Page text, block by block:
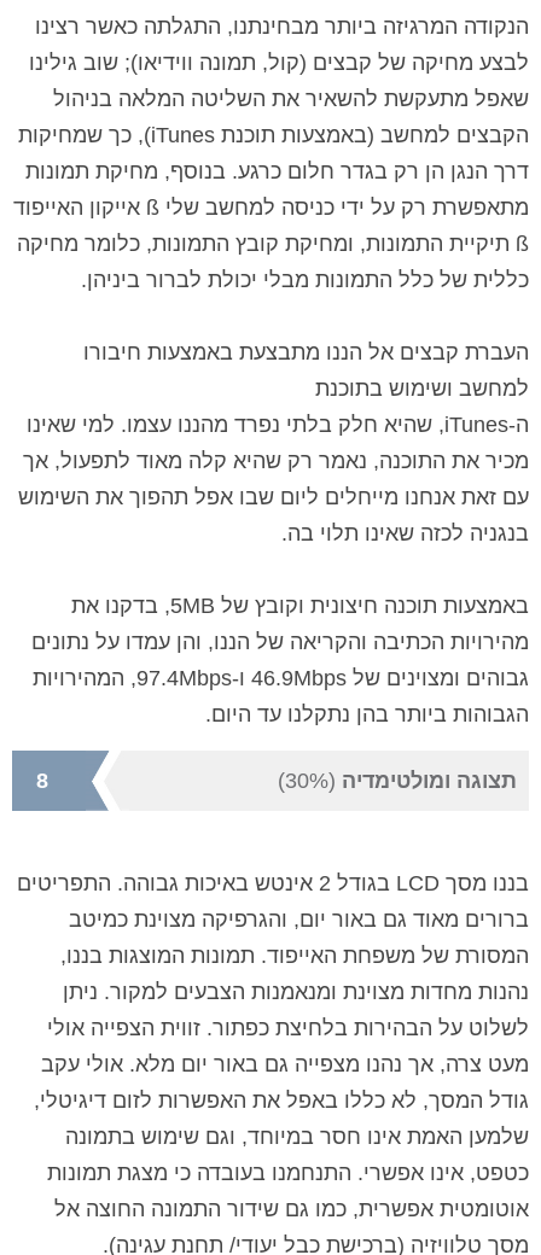
הנקודה המרגיזה ביותר מבחינתנו, התגלתה כאשר רצינו
לבצע מחיקה של קבצים (קול, תמונה ווידיאו); שוב גילינו
שאפל מתעקשת להשאיר את השליטה המלאה בניהול
הקבצים למחשב (באמצעות תוכנת iTunes), כך שמחיקות
דרך הנגן הן רק בגדר חלום כרגע. בנוסף, מחיקת תמונות
מתאפשרת רק על ידי כניסה למחשב שלי ß אייקון האייפוד
ß תיקיית התמונות, ומחיקת קובץ התמונות, כלומר מחיקה
כללית של כלל התמונות מבלי יכולת לברור ביניהן.
העברת קבצים אל הננו מתבצעת באמצעות חיבורו
למחשב ושימוש בתוכנת
ה-iTunes, שהיא חלק בלתי נפרד מהננו עצמו. למי שאינו
מכיר את התוכנה, נאמר רק שהיא קלה מאוד לתפעול, אך
עם זאת אנחנו מייחלים ליום שבו אפל תהפוך את השימוש
בנגניה לכזה שאינו תלוי בה.
באמצעות תוכנה חיצונית וקובץ של 5MB , בדקנו את
מהירויות הכתיבה והקריאה של הננו, והן עמדו על נתונים
גבוהים ומצוינים של
46.9Mbps ו- 97.4Mbps
, המהירויות
הגבוהות ביותר בהן נתקלנו עד היום.
תצוגה ומולטימדיה (30%)
8
בננו מסך LCD
בגודל 2 אינטש באיכות גבוהה. התפריטים
ברורים מאוד גם באור יום, והגרפיקה מצוינת כמיטב
המסורת של משפחת האייפוד. תמונות המוצגות בננו,
נהנות מחדות מצוינת ומנאמנות הצבעים למקור. ניתן
לשלוט על הבהירות בלחיצת כפתור. זווית הצפייה אולי
מעט צרה, אך נהנו מצפייה גם באור יום מלא. אולי עקב
גודל המסך, לא כללו באפל את האפשרות לזום דיגיטלי,
שלמען האמת אינו חסר במיוחד, וגם שימוש בתמונה
כטפט, אינו אפשרי. התנחמנו בעובדה כי מצגת תמונות
אוטומטית אפשרית, כמו גם שידור התמונה החוצה אל
מסך טלוויזיה (ברכישת כבל יעודי/ תחנת עגינה).